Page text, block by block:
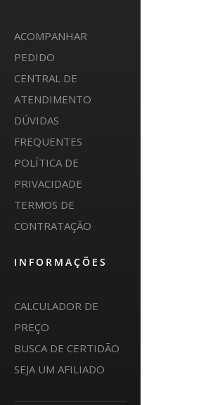
ACOMPANHAR
PEDIDO
CENTRAL DE
ATENDIMENTO
DÚVIDAS
FREQUENTES
POLÍTICA DE
PRIVACIDADE
TERMOS DE
CONTRATAÇÃO
INFORMAÇÕES
CALCULADOR DE
PREÇO
BUSCA DE CERTIDÃO
SEJA UM AFILIADO